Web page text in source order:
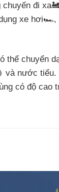
đi
xe
thể chuyển
và nước
có độ cao